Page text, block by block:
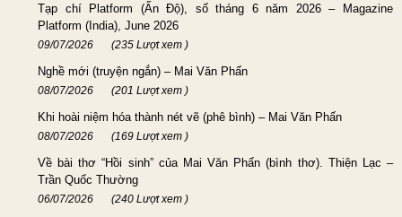
Tạp chí Platform (Ấn Độ), số tháng 6 năm 2026 – Magazine
Platform (India), June 2026
09/07/2026 (235 Lượt xem )
Nghề mới (truyện ngắn) – Mai Văn Phấn
08/07/2026 (201 Lượt xem )
Khi hoài niệm hóa thành nét vẽ (phê bình) – Mai Văn Phấn
08/07/2026 (169 Lượt xem )
Về bài thơ “Hồi sinh” của Mai Văn Phấn (bình thơ). Thiện Lạc –
Trần Quốc Thường
06/07/2026 (240 Lượt xem )